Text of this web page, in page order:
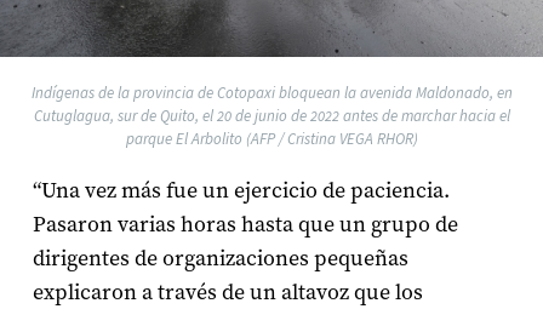
Indígenas de la provincia de Cotopaxi bloquean la avenida Maldonado, en
Cutuglagua, sur de Quito, el 20 de junio de 2022 antes de marchar hacia el
parque El Arbolito (AFP / Cristina VEGA RHOR)
“Una vez más fue un ejercicio de paciencia.
Pasaron varias horas hasta que un grupo de
dirigentes de organizaciones pequeñas
explicaron a través de un altavoz que los